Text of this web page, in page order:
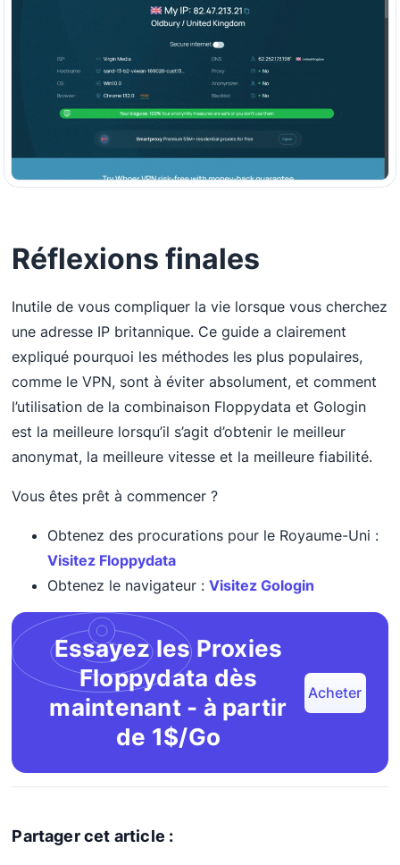
Réflexions finales
Inutile de vous compliquer la vie lorsque vous cherchez
une adresse IP britannique. Ce guide a clairement
expliqué pourquoi les méthodes les plus populaires,
comme le VPN, sont à éviter absolument, et comment
l’utilisation de la combinaison Floppydata et Gologin
est la meilleure lorsqu’il s’agit d’obtenir le meilleur
anonymat, la meilleure vitesse et la meilleure fiabilité.
Vous êtes prêt à commencer ?
Obtenez des procurations pour le Royaume-Uni :
Visitez Floppydata
Obtenez le navigateur :Visitez Gologin
Essayez les Proxies
Floppydata dès
maintenant - à partir
de 1$/Go
Acheter
Partager cet article :